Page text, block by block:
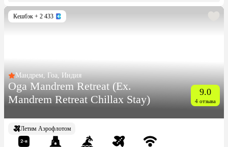
Кешбэк + 2 433
Мандрем, Гоа, Индия
Oga Mandrem Retreat (Ex.
Mandrem Retreat Chillax Stay)
9.0
4 отзыва
Летим Аэрофлотом